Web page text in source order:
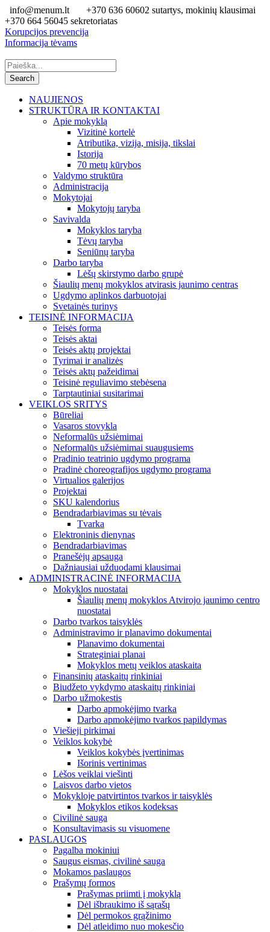
info@menum.lt
+370 636 60602 sutartys, mokinių klausimai
+370 664 56045 sekretoriatas
Korupcijos prevencija
Informacija tėvams
NAUJIENOS
STRUKTŪRA IR KONTAKTAI
Apie mokyklą
Vizitinė kortelė
Atributika, vizija, misija, tikslai
Istorija
70 metų kūrybos
Valdymo struktūra
Administracija
Mokytojai
Mokytojų taryba
Savivalda
Mokyklos taryba
Tėvų taryba
Seniūnų taryba
Darbo taryba
Lėšų skirstymo darbo grupė
Šiaulių menų mokyklos atvirasis jaunimo centras
Ugdymo aplinkos darbuotojai
Svetainės turinys
TEISINĖ INFORMACIJA
Teisės forma
Teisės aktai
Teisės aktų projektai
Tyrimai ir analizės
Teisės aktų pažeidimai
Teisinė reguliavimo stebėsena
Tarptautiniai susitarimai
VEIKLOS SRITYS
Būreliai
Vasaros stovykla
Neformalūs užsiėmimai
Neformalūs užsiėmimai suaugusiems
Pradinio teatrinio ugdymo programa
Pradinė choreografijos ugdymo programa
Virtualios galerijos
Projektai
SKU kalendorius
Bendradarbiavimas su tėvais
Tvarka
Elektroninis dienynas
Bendradarbiavimas
Pranešėjų apsauga
Dažniausiai užduodami klausimai
ADMINISTRACINĖ INFORMACIJA
Mokyklos nuostatai
Šiaulių menų mokyklos Atvirojo jaunimo centro
nuostatai
Darbo tvarkos taisyklės
Administravimo ir planavimo dokumentai
Planavimo dokumentai
Strateginiai planai
Mokyklos metų veiklos ataskaita
Finansinių ataskaitų rinkiniai
Biudžeto vykdymo ataskaitų rinkiniai
Darbo užmokestis
Darbo apmokėjimo tvarka
Darbo apmokėjimo tvarkos papildymas
Viešieji pirkimai
Veiklos kokybė
Veiklos kokybės įvertinimas
Išorinis vertinimas
Lėšos veiklai viešinti
Laisvos darbo vietos
Mokykloje patvirtintos tvarkos ir taisyklės
Mokyklos etikos kodeksas
Civilinė sauga
Konsultavimasis su visuomene
PASLAUGOS
Pagalba mokiniui
Saugus eismas, civilinė sauga
Mokamos paslaugos
Prašymų formos
Prašymas priimti į mokyklą
Dėl išbraukimo iš sąrašų
Dėl permokos grąžinimo
Dėl atleidimo nuo mokesčio